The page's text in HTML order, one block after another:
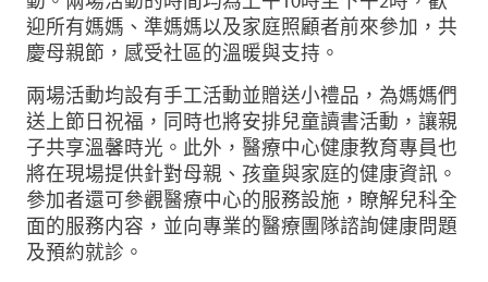
迎所有媽媽、準媽媽以及家庭照顧者前來參加，共
慶母親節，感受社區的溫暖與支持。
兩場活動均設有手工活動並贈送小禮品，為媽媽們
送上節日祝福，同時也將安排兒童讀書活動，讓親
子共享溫馨時光。此外，醫療中心健康教育專員也
將在現場提供針對母親、孩童與家庭的健康資訊。
參加者還可參觀醫療中心的服務設施，瞭解兒科全
面的服務内容，並向專業的醫療團隊諮詢健康問題
及預約就診。